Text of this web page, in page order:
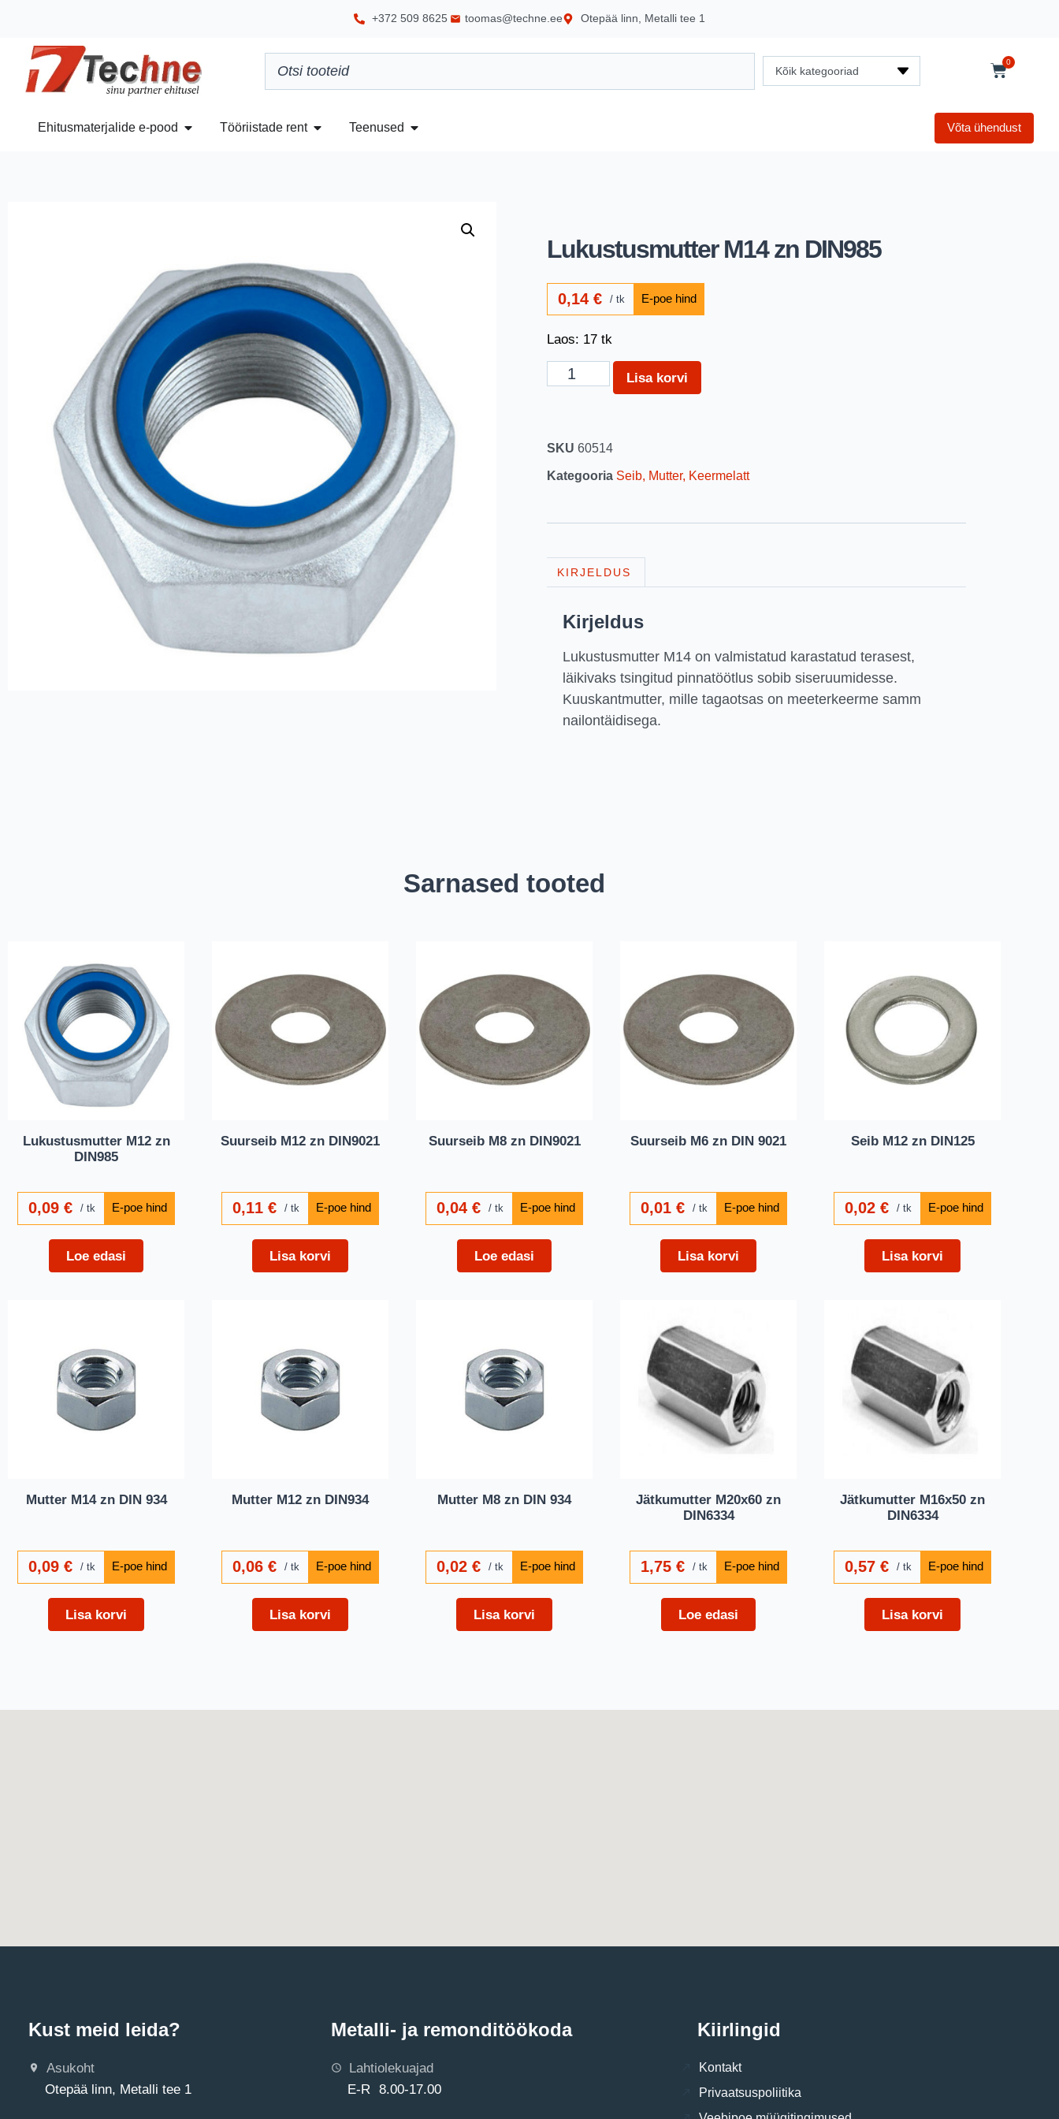
+372 509 8625 toomas@techne.ee Otepää linn, Metalli tee 1
Kõik kategooriad
0
Ehitusmaterjalide e-pood Tööriistade rent Teenused Võta ühendust
Lukustusmutter M14 zn DIN985
0,14€ tk
Laos: 17 tk
Lisa korvi
SKU 60514
Kategooria Seib, Mutter, Keermelatt
KIRJELDUS
Kirjeldus
Lukustusmutter M14 on valmistatud karastatud terasest,
läikivaks tsingitud pinnatöötlus sobib siseruumidesse.
Kuuskantmutter, mille tagaotsas on meeterkeerme samm
nailontäidisega.
Sarnased tooted
Lukustusmutter M12 zn
DIN985
0,09€ tk
Loe edasi
Suurseib M12 zn DIN9021
0,11€ tk
Lisa korvi
Suurseib M8 zn DIN9021
0,04€ tk
Loe edasi
Suurseib M6 zn DIN 9021
0,01€ tk
Lisa korvi
Seib M12 zn DIN125
0,02€ tk
Lisa korvi
Mutter M14 zn DIN 934
0,09€ tk
Lisa korvi
Mutter M12 zn DIN934
0,06€ tk
Lisa korvi
Mutter M8 zn DIN 934
0,02€ tk
Lisa korvi
Jätkumutter M20x60 zn
DIN6334
1,75€ tk
Loe edasi
Jätkumutter M16x50 zn
DIN6334
0,57€ tk
Lisa korvi
Kust meid leida?
Asukoht
Otepää linn, Metalli tee 1
Metalli- ja remonditöökoda
Lahtiolekuajad
E-R 8.00-17.00
Kiirlingid
Kontakt
Privaatsuspoliitika